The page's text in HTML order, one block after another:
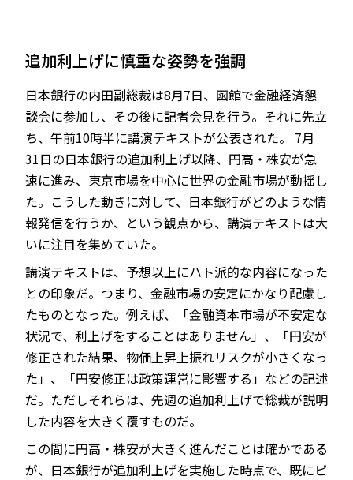
JP EN
追加利上げに慎重な姿勢を強調
日本銀行の内田副総裁は8月7日、函館で金融経済懇
談会に参加し、その後に記者会見を行う。それに先立
ち、午前10時半に講演テキストが公表された。 7月
31日の日本銀行の追加利上げ以降、円高・株安が急
速に進み、東京市場を中心に世界の金融市場が動揺し
た。こうした動きに対して、日本銀行がどのような情
報発信を行うか、という観点から、講演テキストは大
いに注目を集めていた。
講演テキストは、予想以上にハト派的な内容になった
との印象だ。つまり、金融市場の安定にかなり配慮し
たものとなった。例えば、「金融資本市場が不安定な
状況で、利上げをすることはありません」、「円安が
修正された結果、物価上昇上振れリスクが小さくなっ
た」、「円安修正は政策運営に影響する」などの記述
だ。ただしそれらは、先週の追加利上げで総裁が説明
した内容を大きく覆すものだ。
この間に円高・株安が大きく進んだことは確かである
が、日本銀行が追加利上げを実施した時点で、既にピ